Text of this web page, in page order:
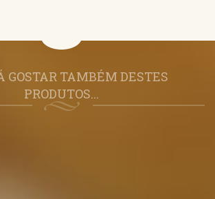
GOSTAR TAMBÉM DESTES
PRODUTOS...